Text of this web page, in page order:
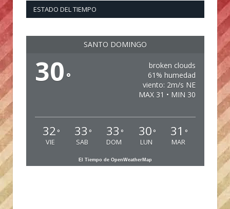
ESTADO DEL TIEMPO
SANTO DOMINGO
30 °
broken clouds
61% humedad
viento: 2m/s NE
MAX 31 • MIN 30
32 °
VIE
33 °
SAB
33 °
DOM
30 °
LUN
31 °
MAR
El Tiempo de OpenWeatherMap